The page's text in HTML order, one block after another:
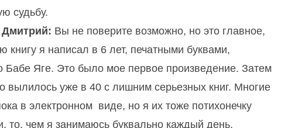
судьбу.
Дмитрий: Вы не поверите возможно, но это главное,
я написал в 6 лет, печатными буквами,
Бабе Яге. Это было мое первое произведение. Затем
вылилось уже в 40 с лишним серьезных книг. Многие
в электронном виде, но я их тоже потихонечку
то, чем я занимаюсь буквально каждый день.